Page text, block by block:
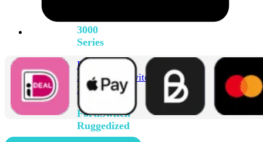
3000
Series
FortiSwitch
3032EFortiSwitch
3032G
FortiSwitch
Ruggedized